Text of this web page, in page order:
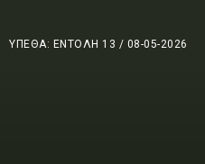
ΥΠΕΘΑ: ΕΝΤΟΛΗ 13 / 08-05-2026